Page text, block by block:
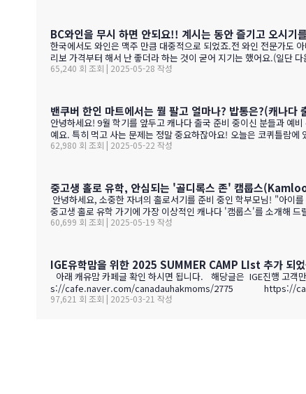
BC와인을 무시 하면 안되요!! 계시는 동안 즐기고 오시기
한국에서도 와인은 맥주 만큼 대중적으로 되었죠.전 와인 전문가도
리보 가격부터 해서 난 좋더라 하는 것이 굳어 지기는 했어요.(일단
스토어만 가야 살수 있다는 것이죠.하여간 이번에는 BC와인 장점을 한번
65,240 회 조회 | 2025-05-28 작성
밴쿠버 한인 마트에서는 뭘 팔고 얼마나? 밥통은?(캐나다
안녕하세요! 9월 학기를 앞두고 캐나다 출국 준비 중이신 분들과 예
예요. 특히 먹고 사는 문제는 정말 중요하잖아요! 오늘은 코퀴틀람
ㅋ)사진들을 보시면서 가격대와 어떤 물건들이 있는지 미리 체크해
62,980 회 조회 | 2025-05-22 작성
중고생 홀로 유학, 안심되는 '골디록스 존' 캠룹스
중고생 홀로 유학 가기에 가장 이상적인 캐나다 '캠룹스'를 소개해 드릴게요. 우리 아이 혼자 보내도 안심되는 '골디록스 존' 캠룹스 골디록스 존이란 '너무 크지도 작지도 않은, 딱 적당
60,699 회 조회 | 2025-05-19 작성
IGE유학맘을 위한 2025 SUMMER CAMP LIst 추가 되
아래 캐유맘 카페글 확인 하시면 됩니다. 해당글은 IGE진행 고객
s://cafe.naver.com/
97,621 회 조회 | 2025-03-21 작성